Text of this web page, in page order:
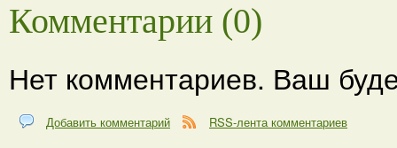
Комментарии (0)
Нет комментариев. Ваш
Добавить комментарий RSS-лента комментариев